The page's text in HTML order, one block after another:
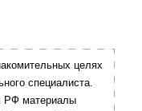
целях
специалиста.
РФ материалы